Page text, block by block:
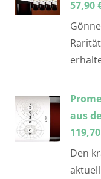
57,90
aus
Den